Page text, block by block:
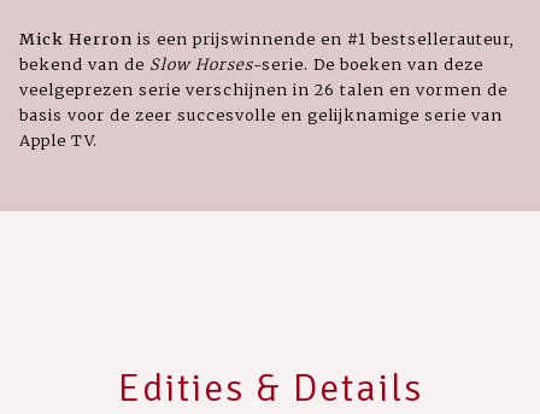
Mick Herron is een prijswinnende en #1 bestsellerauteur,
bekend van de Slow Horses-serie. De boeken van deze
veelgeprezen serie verschijnen in 26 talen en vormen de
basis voor de zeer succesvolle en gelijknamige serie van
Apple TV.
Edities & Details